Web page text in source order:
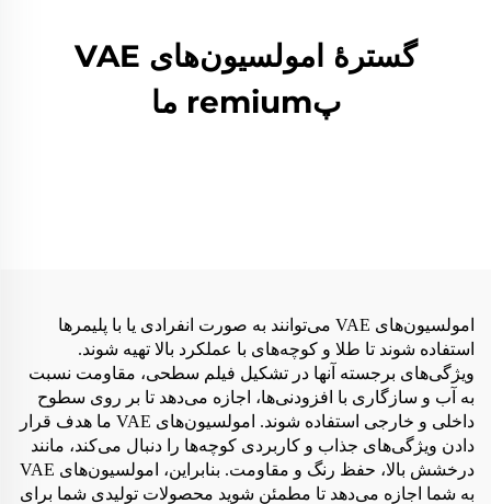
گسترهٔ امولسیون‌های VAE
پremium ما
امولسیون‌های VAE می‌توانند به صورت انفرادی یا با پلیمرها
استفاده شوند تا طلا و کوچه‌های با عملکرد بالا تهیه شوند.
ویژگی‌های برجسته آنها در تشکیل فیلم سطحی، مقاومت نسبت
به آب و سازگاری با افزودنی‌ها، اجازه می‌دهد تا بر روی سطوح
داخلی و خارجی استفاده شوند. امولسیون‌های VAE ما هدف قرار
دادن ویژگی‌های جذاب و کاربردی کوچه‌ها را دنبال می‌کند، مانند
درخشش بالا، حفظ رنگ و مقاومت. بنابراین، امولسیون‌های VAE
به شما اجازه می‌دهد تا مطمئن شوید محصولات تولیدی شما برای